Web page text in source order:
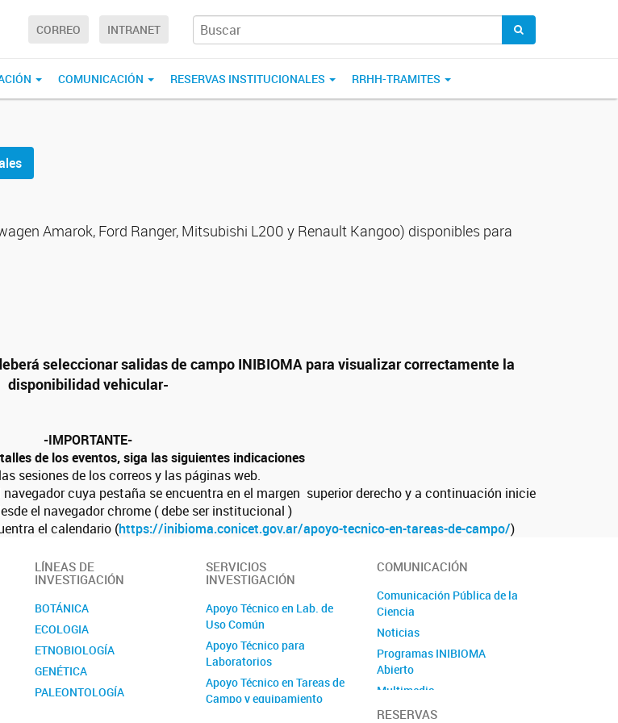
CORREO INTRANET
COMUNICACIÓN RESERVAS INSTITUCIONALES RRHH-TRAMITES
Amarok, Ford Ranger, Mitsubishi L200 y Renault Kangoo) disponibles para
seleccionar salidas de campo INIBIOMA para visualizar correctamente la
disponibilidad vehicular-
-IMPORTANTE-
de los eventos, siga las siguientes indicaciones
sesiones de los correos y las páginas web.
cuya pestaña se encuentra en el margen superior derecho y a continuación inicie
el navegador chrome ( debe ser institucional )
el calendario (https://inibioma.conicet.gov.ar/apoyo-tecnico-en-tareas-de-campo/)
LÍNEAS DE
INVESTIGACIÓN
BOTÁNICA
ECOLOGIA
ETNOBIOLOGÍA
GENÉTICA
PALEONTOLOGÍA
SERVICIOS
INVESTIGACIÓN
Apoyo Técnico en Lab. de
Uso Común
Apoyo Técnico para
Laboratorios
Apoyo Técnico en Tareas de
Campo y equipamiento
COMUNICACIÓN
Comunicación Pública de la
Ciencia
Noticias
Programas INIBIOMA
Abierto
Multimedia
Proyecto Lagartija
RESERVAS